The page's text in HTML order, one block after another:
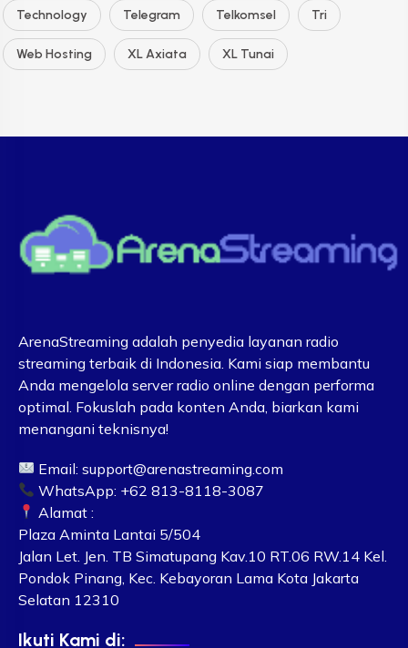
Technology Telegram Telkomsel Tri
Web Hosting XL Axiata XL Tunai
ArenaStreaming adalah penyedia layanan radio
streaming terbaik di Indonesia. Kami siap membantu
Anda mengelola server radio online dengan performa
optimal. Fokuslah pada konten Anda, biarkan kami
menangani teknisnya!
Email:support@arenastreaming.com
WhatsApp: +62 813-8118-3087
Alamat :
Plaza Aminta Lantai 5/504
Jalan Let. Jen. TB Simatupang Kav.10 RT.06 RW.14 Kel.
Pondok Pinang, Kec. Kebayoran Lama Kota Jakarta
Selatan 12310
Ikuti Kami di: